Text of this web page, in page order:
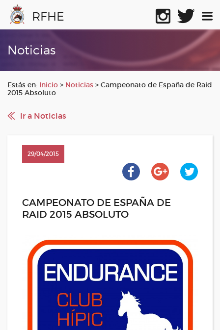
RFHE
Noticias
Estás en: Inicio > Noticias > Campeonato de España de Raid
2015 Absoluto
Ir a Noticias
29/04/2015
CAMPEONATO DE ESPAÑA DE
RAID 2015 ABSOLUTO